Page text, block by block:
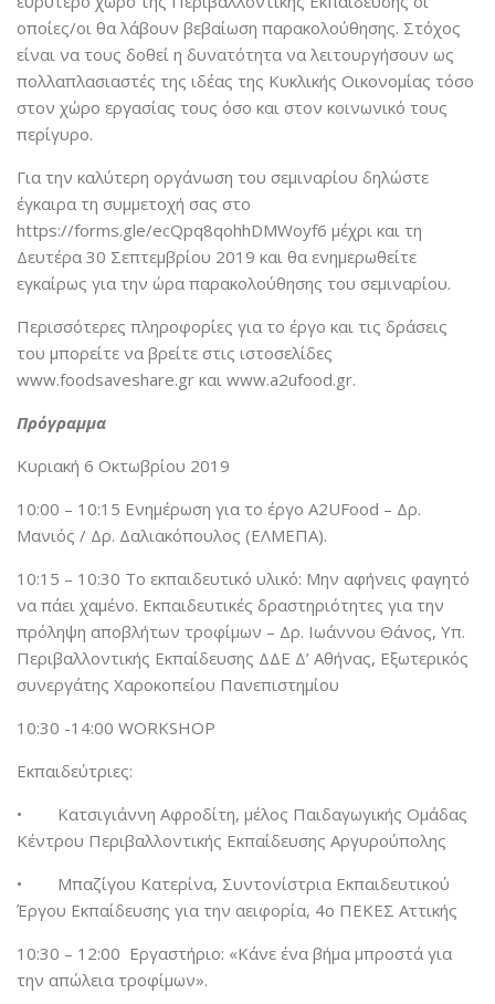
οποίες/οι θα λάβουν βεβαίωση παρακολούθησης. Στόχος
είναι να τους δοθεί η δυνατότητα να λειτουργήσουν ως
πολλαπλασιαστές της ιδέας της Κυκλικής Οικονομίας τόσο
στον χώρο εργασίας τους όσο και στον κοινωνικό τους
περίγυρο.
Για την καλύτερη οργάνωση του σεμιναρίου δηλώστε
έγκαιρα τη συμμετοχή σας στο
https://forms.gle/ecQpq8qohhDMWoyf6 μέχρι και τη
Δευτέρα 30 Σεπτεμβρίου 2019 και θα ενημερωθείτε
εγκαίρως για την ώρα παρακολούθησης του σεμιναρίου.
Περισσότερες πληροφορίες για το έργο και τις δράσεις
του μπορείτε να βρείτε στις ιστοσελίδες
www.foodsaveshare.gr και www.a2ufood.gr.
Πρόγραμμα
Κυριακή 6 Οκτωβρίου 2019
10:00 – 10:15 Ενημέρωση για το έργο A2UFood – Δρ.
Μανιός / Δρ. Δαλιακόπουλος (ΕΛΜΕΠΑ).
10:15 – 10:30 Το εκπαιδευτικό υλικό: Μην αφήνεις φαγητό
να πάει χαμένο. Εκπαιδευτικές δραστηριότητες για την
πρόληψη αποβλήτων τροφίμων – Δρ. Ιωάννου Θάνος, Υπ.
Περιβαλλοντικής Εκπαίδευσης ΔΔΕ Δ’ Αθήνας, Εξωτερικός
συνεργάτης Χαροκοπείου Πανεπιστημίου
10:30 -14:00 WORKSHOP
Εκπαιδεύτριες:
• Κατσιγιάννη Αφροδίτη, μέλος Παιδαγωγικής Ομάδας
Κέντρου Περιβαλλοντικής Εκπαίδευσης Αργυρούπολης
• Μπαζίγου Κατερίνα, Συντονίστρια Εκπαιδευτικού
Έργου Εκπαίδευσης για την αειφορία, 4ο ΠΕΚΕΣ Αττικής
10:30 – 12:00 Εργαστήριο: «Κάνε ένα βήμα μπροστά για
την απώλεια τροφίμων».